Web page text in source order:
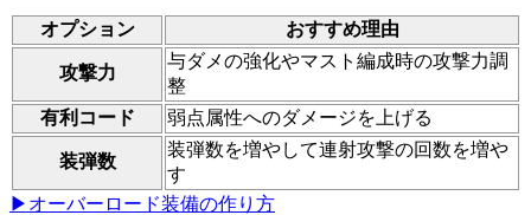
オプション おすすめ理由
攻撃力
与ダメの強化やマスト編成時の攻撃力調
整
有利コード
弱点属性へのダメージを上げる
装弾数
装弾数を増やして連射攻撃の回数を増や
す
▶オーバーロード装備の作り方